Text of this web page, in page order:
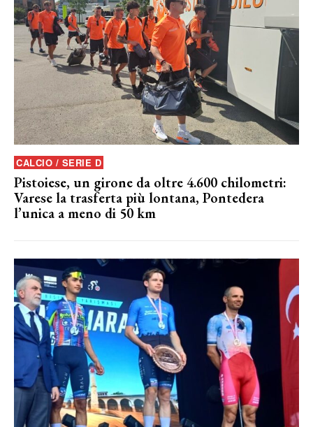
CALCIO / SERIE D
Pistoiese, un girone da oltre 4.600 chilometri:
Varese la trasferta più lontana, Pontedera
l’unica a meno di 50 km